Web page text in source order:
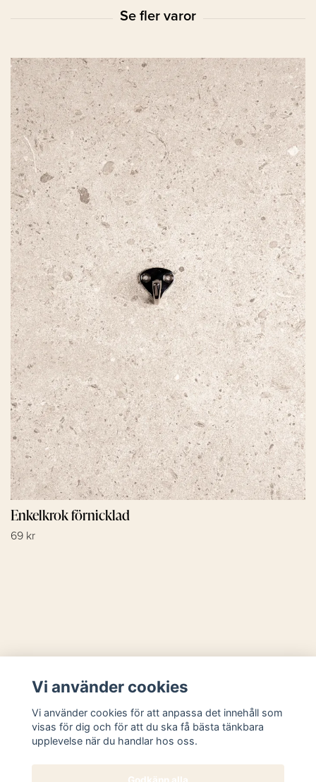
Enkelkrok förnicklad
69 kr
Sociala medier
Vi använder cookies
Vi använder cookies för att anpassa det innehåll som
visas för dig och för att du ska få bästa tänkbara
upplevelse när du handlar hos oss.
Godkänn alla